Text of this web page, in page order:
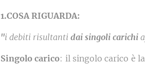
1.COSA RIGUARDA:
"i debiti risultanti dai singoli carichi
Singolo carico: il singolo carico è